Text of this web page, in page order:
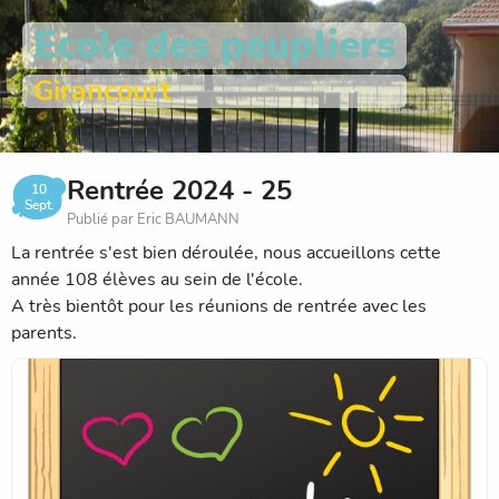
Ecole des peupliers
Girancourt
10
Sept.
Rentrée 2024 - 25
Publié par Eric BAUMANN
La rentrée s'est bien déroulée, nous accueillons cette
année 108 élèves au sein de l'école.
A très bientôt pour les réunions de rentrée avec les
parents.